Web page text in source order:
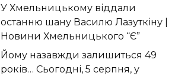
рифтові
долини
на
Венері
У Хмельницькому віддали
останню шану Василю Лазуткіну |
Новини Хмельницького “Є”
Йому назавжди залишиться 49
років… Сьогодні, 5 серпня, у